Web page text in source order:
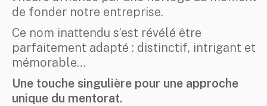
de fonder notre entreprise.
Ce nom inattendu s’est révélé être
parfaitement adapté : distinctif, intrigant et
mémorable…
Une touche singulière pour une approche
unique du mentorat.